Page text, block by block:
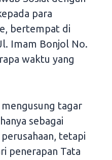
para
bertempat di
Imam Bonjol No.
waktu yang
tagar
sebagai
tetapi
penerapan Tata